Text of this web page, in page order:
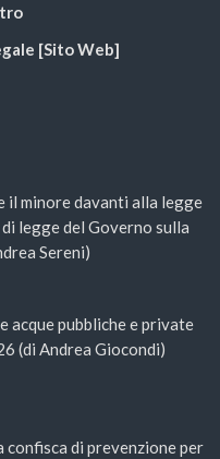
[Sito Web]
il minore davanti alla legge
legge del Governo sulla
Sereni)
acque pubbliche e private
(di Andrea Giocondi)
confisca di prevenzione per